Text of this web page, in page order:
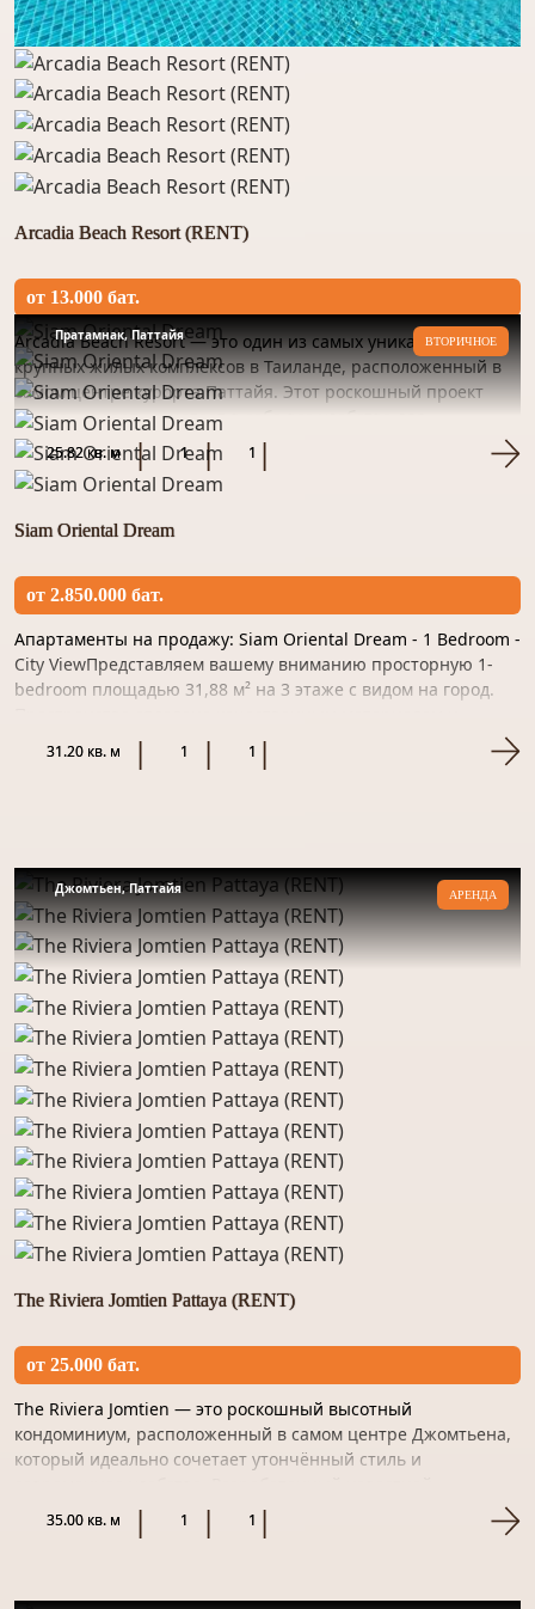
Arcadia Beach Resort (RENT)
от 13.000 бат.
Arcadia Beach Resort — это один из самых уникальных и
крупных жилых комплексов в Таиланде, расположенный в
самом центре курорта Паттайя. Этот роскошный проект
класса «ресорт» сочетает в себе все удобства для
комфортного...
25.82 кв. м 1 1
Пратамнак, Паттайя ВТОРИЧНОЕ
Siam Oriental Dream
от 2.850.000 бат.
Апартаменты на продажу: Siam Oriental Dream - 1 Bedroom -
City ViewПредставляем вашему вниманию просторную 1-
bedroom площадью 31,88 м² на 3 этаже с видом на город.
31.20 кв. м 1 1
Джомтьен, Паттайя АРЕНДА
The Riviera Jomtien Pattaya (RENT)
от 25.000 бат.
The Riviera Jomtien — это роскошный высотный
кондоминиум, расположенный в самом центре Джомтьена,
который идеально сочетает утончённый стиль и
строительной компанией Riviera...
35.00 кв. м 1 1